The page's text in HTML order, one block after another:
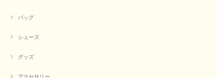
バッグ
シューズ
グッズ
アクセサリー